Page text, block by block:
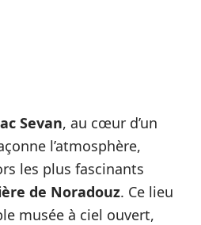
Sevan, au cœur d’un
l’atmosphère,
les plus fascinants
de Noradouz. Ce lieu
musée à ciel ouvert,